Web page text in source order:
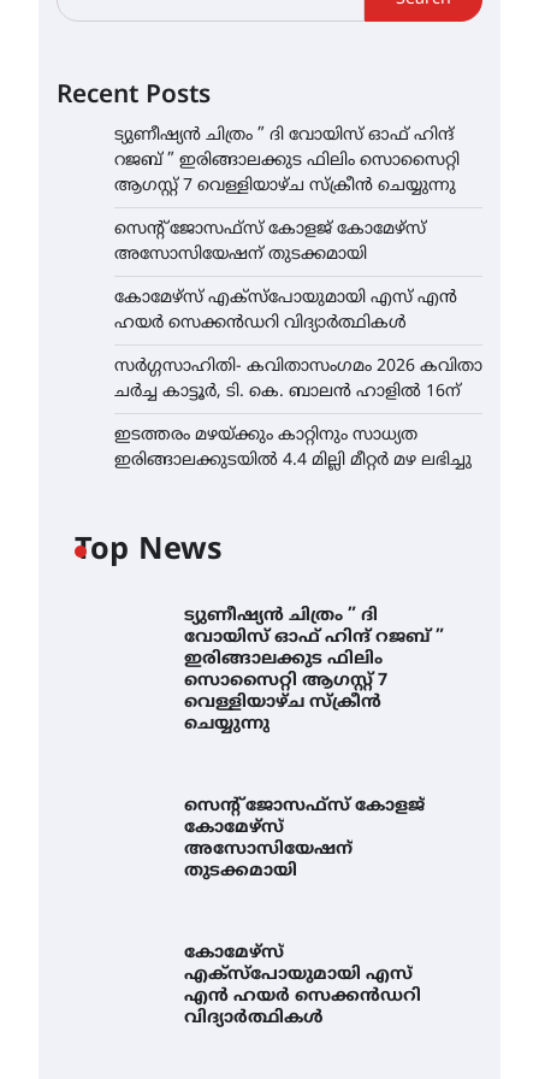
Recent Posts
ട്യുണീഷ്യൻ ചിത്രം ” ദി വോയിസ് ഓഫ് ഹിന്ദ്
റജബ് ” ഇരിങ്ങാലക്കുട ഫിലിം സൊസൈറ്റി
ആഗസ്റ്റ് 7 വെള്ളിയാഴ്ച സ്‌ക്രീൻ ചെയ്യുന്നു
സെന്റ് ജോസഫ്സ് കോളജ് കോമേഴ്‌സ്
അസോസിയേഷന് തുടക്കമായി
കോമേഴ്സ് എക്സ്പോയുമായി എസ് എൻ
ഹയർ സെക്കൻഡറി വിദ്യാർത്ഥികൾ
സർഗ്ഗസാഹിതി- കവിതാസംഗമം 2026 കവിതാ
ചർച്ച കാട്ടൂർ, ടി. കെ. ബാലൻ ഹാളിൽ 16ന്
ഇടത്തരം മഴയ്ക്കും കാറ്റിനും സാധ്യത
ഇരിങ്ങാലക്കുടയിൽ 4.4 മില്ലി മീറ്റർ മഴ ലഭിച്ചു
Top News
ട്യുണീഷ്യൻ ചിത്രം ” ദി
വോയിസ് ഓഫ് ഹിന്ദ് റജബ് ”
ഇരിങ്ങാലക്കുട ഫിലിം
സൊസൈറ്റി ആഗസ്റ്റ് 7
വെള്ളിയാഴ്ച സ്‌ക്രീൻ
ചെയ്യുന്നു
സെന്റ് ജോസഫ്സ് കോളജ്
കോമേഴ്‌സ്
അസോസിയേഷന്
തുടക്കമായി
കോമേഴ്സ്
എക്സ്പോയുമായി എസ്
എൻ ഹയർ സെക്കൻഡറി
വിദ്യാർത്ഥികൾ